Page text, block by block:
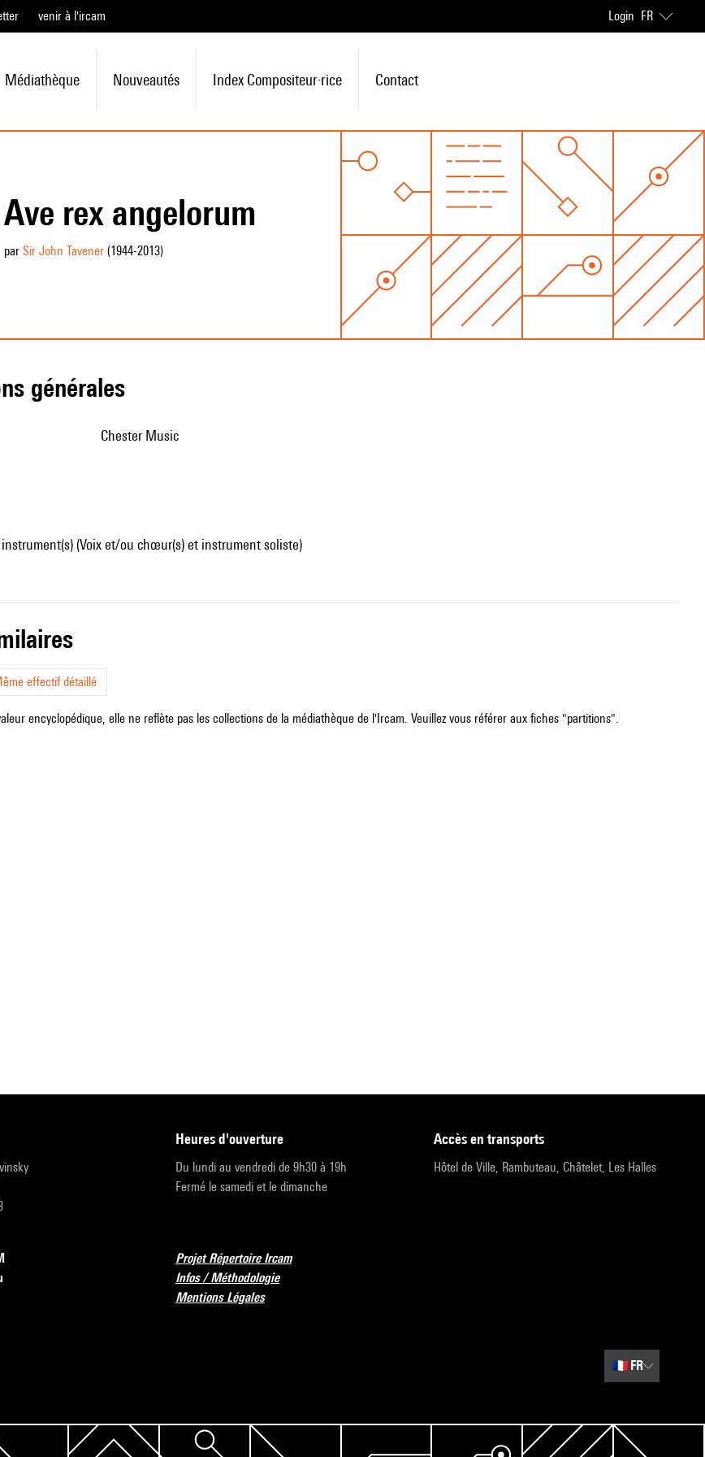
venir à l'ircam Login FR
Médiathèque Nouveautés Index Compositeur·rice Contact
Ave rex angelorum
par Sir John Tavener(1944-2013)
générales
Chester Music
(Voix et/ou chœur(s) et instrument soliste)
effectif détaillé
encyclopédique, elle ne reflète pas les collections de la médiathèque de l'Ircam. Veuillez vous référer aux fiches "partitions".
heures d'ouverture
Du lundi au vendredi de 9h30 à 19h
Fermé le samedi et le dimanche
accès en transports
Hôtel de Ville, Rambuteau, Châtelet, Les Halles
Projet Répertoire Ircam
Infos / Méthodologie
Mentions Légales
🇫🇷 FR